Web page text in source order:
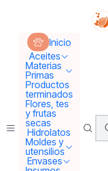
Inicio
Aceites
Materias
Primas
Productos
terminados
Flores, tes
y frutas
secas
Hidrolatos
Moldes y
utensilios
Envases
Tus
Varilla de agitación